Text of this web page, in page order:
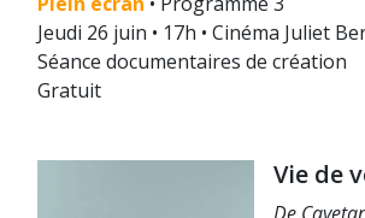
Jeudi 26 juin • 17h • Cinéma Juliet
Séance documentaires de création
Gratuit
Vie de